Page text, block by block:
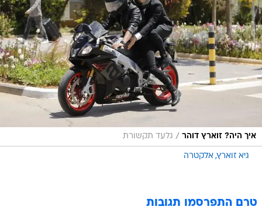
איך היה? זוארץ דוהר / גלעד תקשורת
גיא זוארץ אלקטרה
טרם התפרסמו תגובות